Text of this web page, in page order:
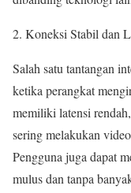
Koneksi Stabil dan
Salah satu tantangan
ketika perangkat
memiliki latensi
sering melakukan
Pengguna juga dapat
mulus dan tanpa